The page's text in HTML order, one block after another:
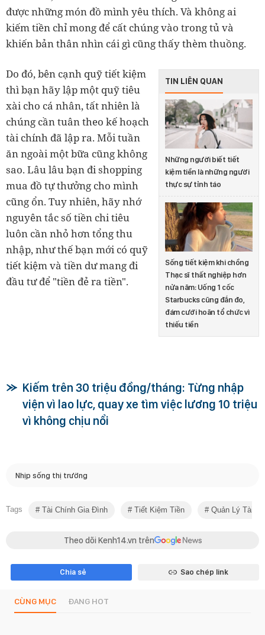
được những món đồ mình yêu thích. Và không ai
kiếm tiền chỉ mong để cất chúng vào trong tủ và
khiến bản thân nhìn cái gì cũng thấy thèm thuồng.
TIN LIÊN QUAN
Những người biết tiết
kiệm tiền là những người
thực sự tỉnh táo
Sống tiết kiệm khi chồng
Thạc sĩ thất nghiệp hơn
nửa năm: Uống 1 cốc
Starbucks cũng đắn đo,
đám cưới hoãn tổ chức vì
thiếu tiền
Do đó, bên cạnh quỹ tiết kiệm
thì bạn hãy lập một quỹ tiêu
xài cho cá nhân, tất nhiên là
chúng cần tuân theo kế hoạch
tài chính đã lập ra. Mỗi tuần
ăn ngoài một bữa cũng không
sao. Lâu lâu bạn đi shopping
mua đồ tự thưởng cho mình
cũng ổn. Tuy nhiên, hãy nhớ
nguyên tắc số tiền chi tiêu
luôn cần nhỏ hơn tổng thu
nhập, như thế bạn mới có quỹ
tiết kiệm và tiền dư mang đi
đầu tư để "tiền đẻ ra tiền".
Kiếm trên 30 triệu đồng/tháng: Từng nhập
viện vì lao lực, quay xe tìm việc lương 10 triệu
vì không chịu nổi
Nhịp sống thị trường
Tags Tài Chính Gia Đình Tiết Kiệm Tiền Quản Lý Tài
Theo dõi Kenh14.vn trên
Chia sẻ Sao chép link
CÙNG MỤC ĐANG HOT